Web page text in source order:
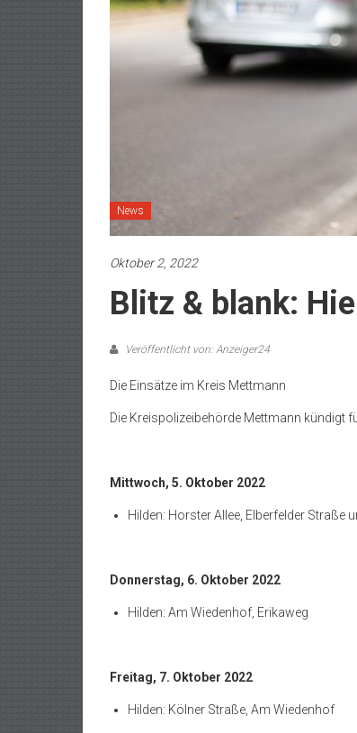
News
Oktober 2, 2022
Blitz & blank:
Veröffentlicht von: Anzeiger24
Die Einsätze im Kreis Mettmann
Die Kreispolizeibehörde Mettmann kündigt
Mittwoch, 5. Oktober 2022
Hilden: Horster Allee, Elberfelder Straße
Donnerstag, 6. Oktober 2022
Hilden: Am Wiedenhof, Erikaweg
Freitag, 7. Oktober 2022
Hilden: Kölner Straße, Am Wiedenhof